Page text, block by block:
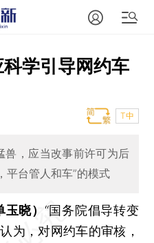
学引导网约车
T中
兽，应当改事前许可为后
平台管人和车”的模式
晓） “国务院倡导转变
为，对网约车的审核，